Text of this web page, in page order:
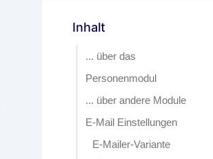
Inhalt
... über das
Personenmodul
... über andere Module
E-Mail Einstellungen
E-Mailer-Variante